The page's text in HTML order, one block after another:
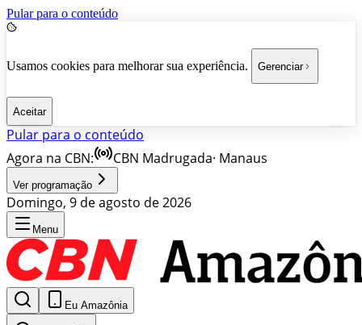
Pular para o conteúdo
Usamos cookies para melhorar sua experiência. Gerenciar
Aceitar
Pular para o conteúdo
Agora na CBN:
CBN Madrugada· Manaus
Ver programação
Domingo, 9 de agosto de 2026
Menu
Eu Amazônia